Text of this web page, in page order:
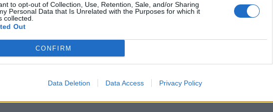
to opt-out of Collection, Use, Retention, Sale, and/or Sharing
Personal Data that Is Unrelated with the Purposes for which it
collected.
Out
CONFIRM
Data Deletion Data Access Privacy Policy
γίνει αντάρτης η Μουσική σου και να σε
σου , εκεί που σε νανούρισε κάποτε η
με τ’ άλλα παιδιά και στα ψηλά βουνά ,
σ’ αγάπησαν , εκεί που είναι θαμμένα τα
πουλιά τραγουδάνε τις ίδιες μουσικές με το